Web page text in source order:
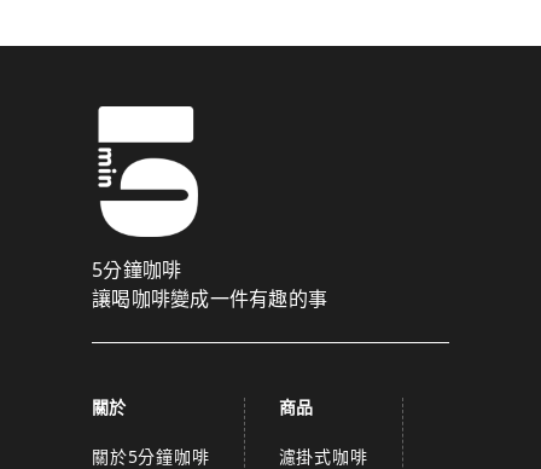
5分鐘咖啡
讓喝咖啡變成一件有趣的事
關於
關於5分鐘咖啡
商品
濾掛式咖啡
取消
驗證碼已成功發送至您的手機門號！
為了維護您的權益，請於 10 分鐘內填寫認證碼。